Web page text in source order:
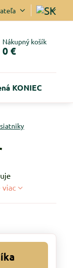
Nákupný košík
0 €
KONIEC
viac